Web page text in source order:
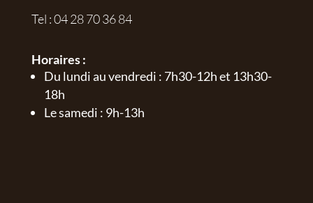
Tel :04 28 70 36 84
Horaires :
Du lundi au vendredi : 7h30-12h et 13h30-
18h
Le samedi : 9h-13h